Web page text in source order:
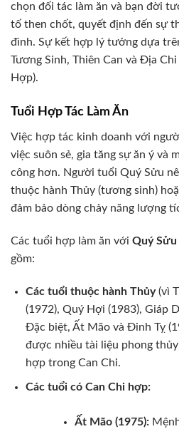
chọn đối tác làm ăn và bạn đời
tố then chốt, quyết định đến sự
đình. Sự kết hợp lý tưởng dựa
Tương Sinh, Thiên Can và Địa
Hợp).
Tuổi Hợp Tác Làm Ăn
Việc hợp tác kinh doanh với
việc suôn sẻ, gia tăng sự ăn ý và
công hơn. Người tuổi Quý Sửu
thuộc hành Thủy (tương sinh)
đảm bảo dòng chảy năng lượng
Các tuổi hợp làm ăn với Quý Sửu
gồm:
Các tuổi thuộc hành Thủy(vì
(1972), Quý Hợi (1983), Giáp
Đặc biệt, Ất Mão và Đinh Tỵ
được nhiều tài liệu phong
hợp trong Can Chi.
Các tuổi có Can Chi hợp:
Ất Mão (1975):